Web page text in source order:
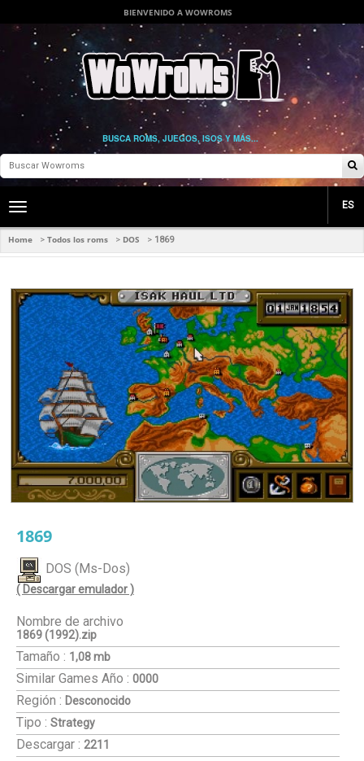
BIENVENIDO A WOWROMS
BUSCA ROMS, JUEGOS, ISOS Y MÁS...
Toggle
navigation
ES
Home > Todos los roms > DOS > 1869
1869
DOS (Ms-Dos)
( Descargar emulador )
Nombre de archivo
1869 (1992).zip
Tamaño : 1,08 mb
Similar Games Año : 0000
Región : Desconocido
Tipo : Strategy
Descargar : 2211